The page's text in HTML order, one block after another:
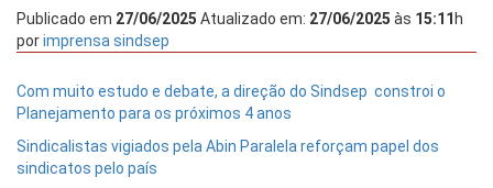
Publicado em 27/06/2025 Atualizado em: 27/06/2025 às 15:11 h
porimprensa sindsep
Com muito estudo e debate, a direção do Sindsep constroi o
Planejamento para os próximos 4 anos
Sindicalistas vigiados pela Abin Paralela reforçam papel dos
sindicatos pelo país